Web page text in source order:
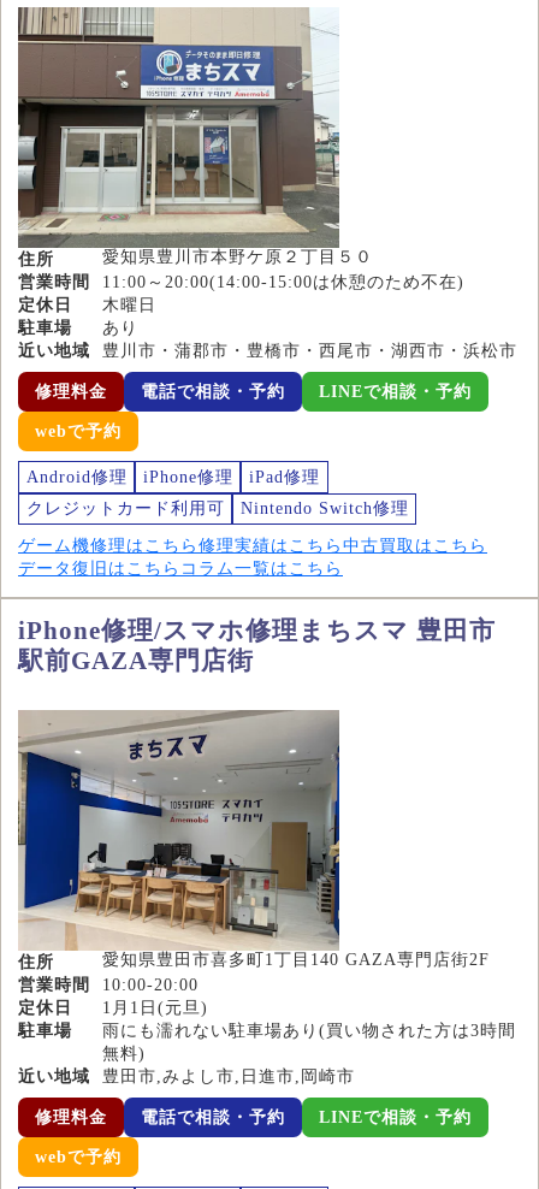
住所
愛知県豊川市本野ケ原２丁目５０
営業時間
11:00～20:00(14:00-15:00は休憩のため不在)
定休日
木曜日
駐車場
あり
近い地域
豊川市・蒲郡市・豊橋市・西尾市・湖西市・浜松市
修理料金 電話で相談・予約 LINEで相談・予約
webで予約
Android修理 iPhone修理
iPad修理
クレジットカード利用可
Nintendo Switch修理
ゲーム機修理はこちら 修理実績はこちら 中古買取はこちら
データ復旧はこちら コラム一覧はこちら
iPhone修理/スマホ修理まちスマ 豊田市
駅前GAZA専門店街
住所
愛知県豊田市喜多町1丁目140 GAZA専門店街2F
営業時間
10:00-20:00
定休日
1月1日(元旦)
駐車場
雨にも濡れない駐車場あり(買い物された方は3時間
無料)
近い地域
豊田市,みよし市,日進市,岡崎市
修理料金 電話で相談・予約 LINEで相談・予約
webで予約